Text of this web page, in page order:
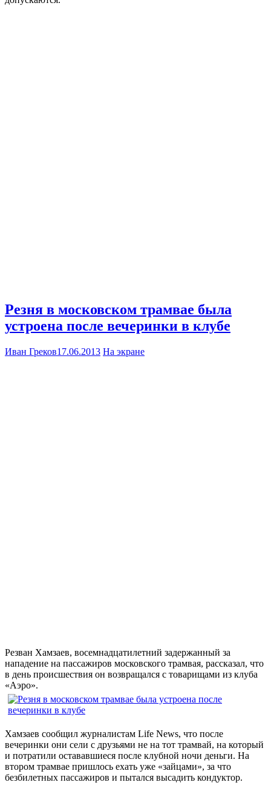
Резня в московском трамвае была
устроена после вечеринки в клубе
Иван Греков17.06.2013 На экране
Резван Хамзаев, восемнадцатилетний задержанный за
нападение на пассажиров московского трамвая, рассказал, что
в день происшествия он возвращался с товарищами из клуба
«Аэро».
Хамзаев сообщил журналистам Life News, что после
вечеринки они сели с друзьями не на тот трамвай, на который
и потратили остававшиеся после клубной ночи деньги. На
втором трамвае пришлось ехать уже «зайцами», за что
безбилетных пассажиров и пытался высадить кондуктор.